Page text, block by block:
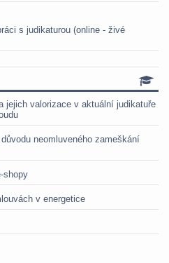
s judikaturou (online - živé
jejich valorizace v aktuální judikatuře
neomluveného zameškání
shopy
v energetice